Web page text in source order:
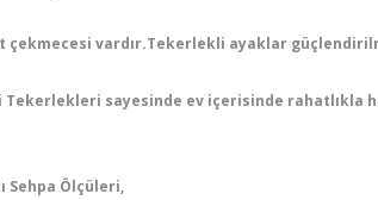
çekmecesi vardır.Tekerlekli ayaklar
Tekerlekleri sayesinde ev içerisinde
Sehpa Ölçüleri,